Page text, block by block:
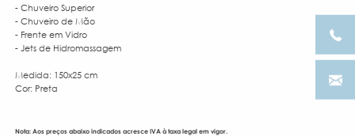
- Chuveiro Superior
- Chuveiro de Mão
- Frente em Vidro
- Jets de Hidromassagem
Medida: 150x25 cm
Cor: Preta
Nota: Aos preços abaixo indicados acresce IVA à taxa legal em vigor.